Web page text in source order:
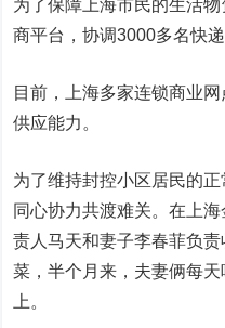
为了保障上海市民的生活
商平台，协调3000多名快递
目前，上海多家连锁商业
供应能力。
为了维持封控小区居民的
同心协力共渡难关。在上
责人马天和妻子李春菲负
菜，半个月来，夫妻俩每
上。